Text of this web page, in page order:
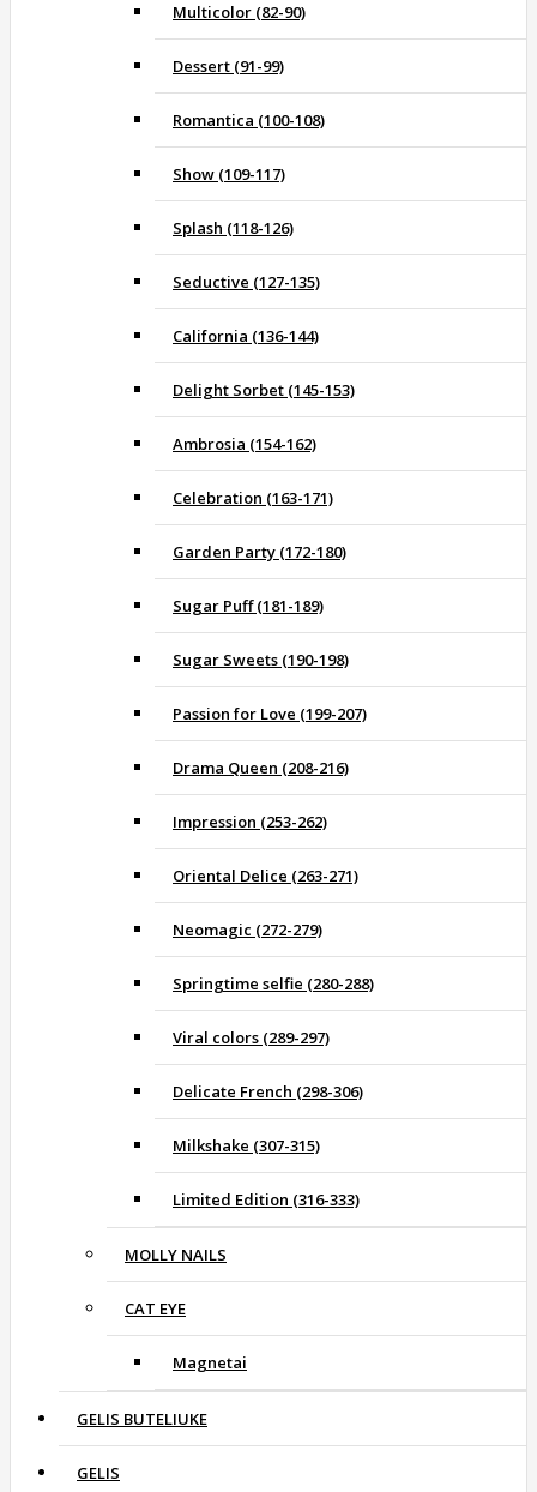
Multicolor (82-90)
Dessert (91-99)
Romantica (100-108)
Show (109-117)
Splash (118-126)
Seductive (127-135)
California (136-144)
Delight Sorbet (145-153)
Ambrosia (154-162)
Celebration (163-171)
Garden Party (172-180)
Sugar Puff (181-189)
Sugar Sweets (190-198)
Passion for Love (199-207)
Drama Queen (208-216)
Impression (253-262)
Oriental Delice (263-271)
Neomagic (272-279)
Springtime selfie (280-288)
Viral colors (289-297)
Delicate French (298-306)
Milkshake (307-315)
Limited Edition (316-333)
MOLLY NAILS
CAT EYE
Magnetai
GELIS BUTELIUKE
GELIS